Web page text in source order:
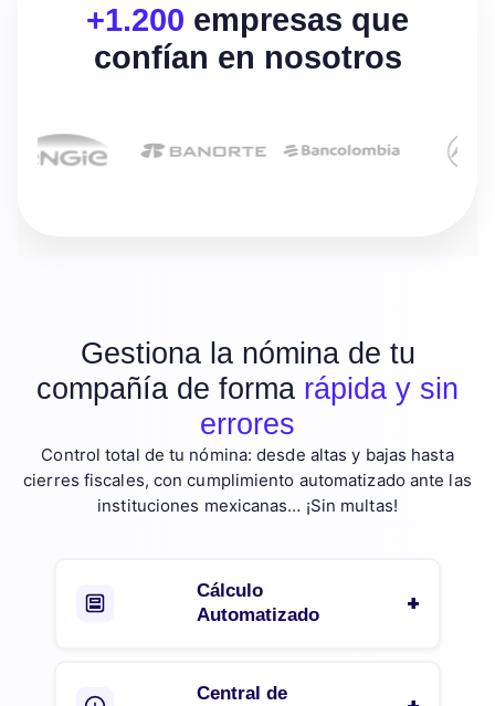
+1.200 empresas que
confían en nosotros
Gestiona la nómina de tu
compañía de forma rápida y sin
errores
Control total de tu nómina: desde altas y bajas hasta
cierres fiscales, con cumplimiento automatizado ante las
instituciones mexicanas… ¡Sin multas!
Cálculo
Automatizado
Central de